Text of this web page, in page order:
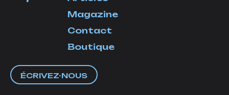
Magazine
Contact
Boutique
ÉCRIVEZ-NOUS